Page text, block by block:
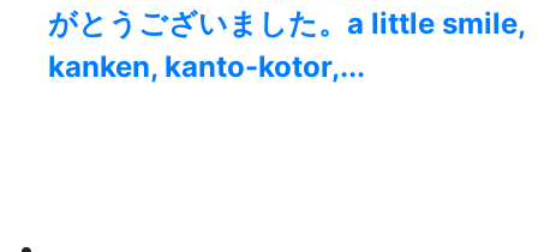
がとうございました。a little smile,
kanken, kanto-kotor,...